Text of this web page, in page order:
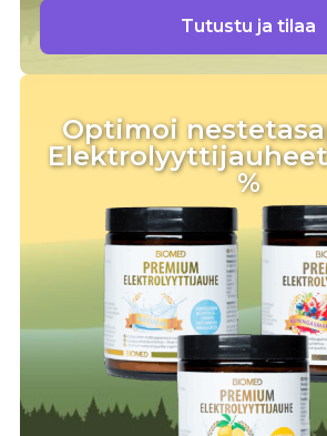
Tutustu ja tilaa
Optimoi
%